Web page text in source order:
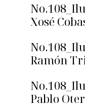
Xosé
Ramón
Pablo